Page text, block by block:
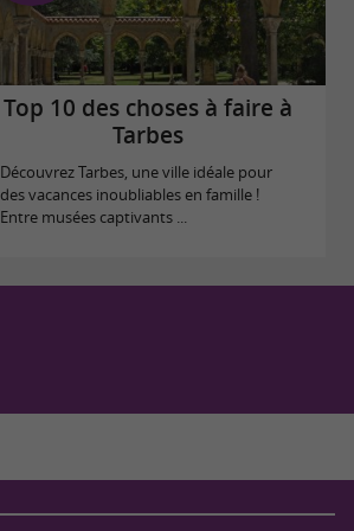
Top 10 des choses à faire à
Tarbes
Découvrez Tarbes, une ville idéale pour
des vacances inoubliables en famille !
Entre musées captivants ...